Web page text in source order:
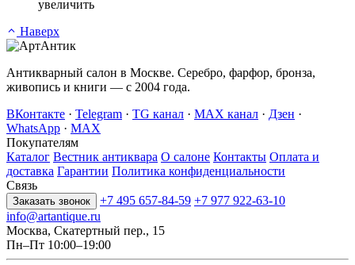
увеличить
Наверх
Антикварный салон в Москве. Серебро, фарфор, бронза,
живопись и книги — с 2004 года.
ВКонтакте · Telegram · TG канал · MAX канал · Дзен ·
WhatsApp · MAX
Покупателям
Каталог Вестник антиквара О салоне Контакты Оплата и
доставка Гарантии Политика конфиденциальности
Связь
Заказать звонок +7 495 657-84-59 +7 977 922-63-10
info@artantique.ru
Москва, Скатертный пер., 15
Пн–Пт 10:00–19:00